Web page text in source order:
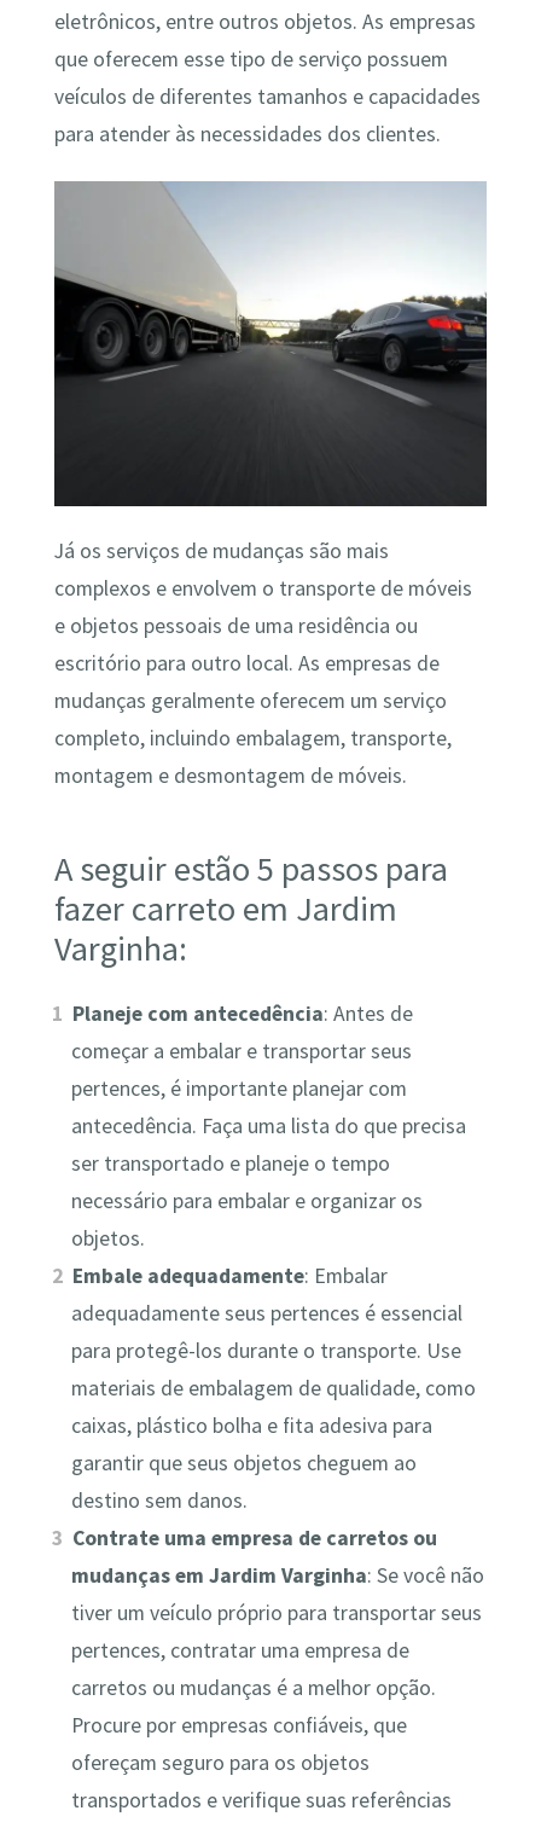
eletrônicos, entre outros objetos. As empresas
que oferecem esse tipo de serviço possuem
veículos de diferentes tamanhos e capacidades
para atender às necessidades dos clientes.
Já os serviços de mudanças são mais
complexos e envolvem o transporte de móveis
e objetos pessoais de uma residência ou
escritório para outro local. As empresas de
mudanças geralmente oferecem um serviço
completo, incluindo embalagem, transporte,
montagem e desmontagem de móveis.
A seguir estão 5 passos para
fazer carreto em Jardim
Varginha:
Planeje com antecedência: Antes de
começar a embalar e transportar seus
pertences, é importante planejar com
antecedência. Faça uma lista do que precisa
ser transportado e planeje o tempo
necessário para embalar e organizar os
objetos.
Embale adequadamente: Embalar
adequadamente seus pertences é essencial
para protegê-los durante o transporte. Use
materiais de embalagem de qualidade, como
caixas, plástico bolha e fita adesiva para
garantir que seus objetos cheguem ao
destino sem danos.
Contrate uma empresa de carretos ou
mudanças em Jardim Varginha: Se você não
tiver um veículo próprio para transportar seus
pertences, contratar uma empresa de
carretos ou mudanças é a melhor opção.
Procure por empresas confiáveis, que
ofereçam seguro para os objetos
transportados e verifique suas referências